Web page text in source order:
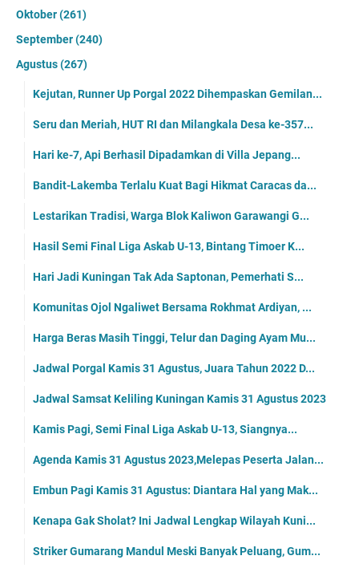
Oktober(261)
September(240)
Agustus(267)
Kejutan, Runner Up Porgal 2022 Dihempaskan Gemilan...
Seru dan Meriah, HUT RI dan Milangkala Desa ke-357...
Hari ke-7, Api Berhasil Dipadamkan di Villa Jepang...
Bandit-Lakemba Terlalu Kuat Bagi Hikmat Caracas da...
Lestarikan Tradisi, Warga Blok Kaliwon Garawangi G...
Hasil Semi Final Liga Askab U-13, Bintang Timoer K...
Hari Jadi Kuningan Tak Ada Saptonan, Pemerhati S...
Komunitas Ojol Ngaliwet Bersama Rokhmat Ardiyan, ...
Harga Beras Masih Tinggi, Telur dan Daging Ayam Mu...
Jadwal Porgal Kamis 31 Agustus, Juara Tahun 2022 D...
Jadwal Samsat Keliling Kuningan Kamis 31 Agustus 2023
Kamis Pagi, Semi Final Liga Askab U-13, Siangnya...
Agenda Kamis 31 Agustus 2023,Melepas Peserta Jalan...
Embun Pagi Kamis 31 Agustus: Diantara Hal yang Mak...
Kenapa Gak Sholat? Ini Jadwal Lengkap Wilayah Kuni...
Striker Gumarang Mandul Meski Banyak Peluang, Gum...